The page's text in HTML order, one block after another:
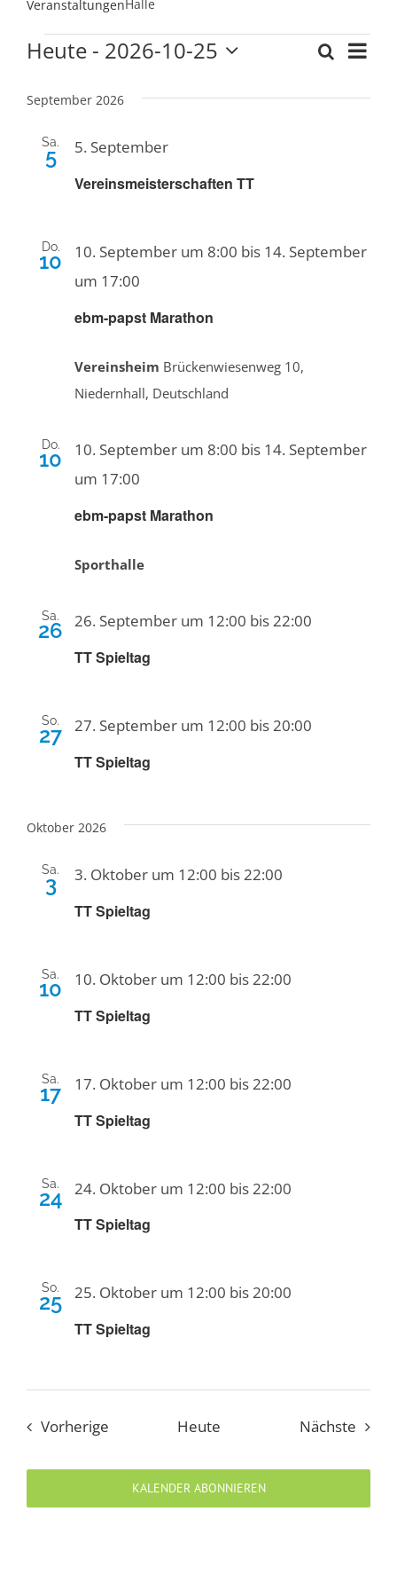
VeranstaltungenHalle
Veranstaltungen
Suche
Suche
Liste
Heute - 2026-10-25
wählen.
September 2026
Sa.
5
Vereinsmeisterschaften TT
5. September
Do.
10
ebm-papst Marathon
10. September um 8:00 bis 14. September
um 17:00
Vereinsheim Brückenwiesenweg 10,
Niedernhall, Deutschland
Do.
10
ebm-papst Marathon
10. September um 8:00 bis 14. September
um 17:00
Sporthalle
Sa.
26
TT Spieltag
26. September um 12:00 bis22:00
So.
27
TT Spieltag
27. September um 12:00 bis20:00
Oktober 2026
Sa.
3
TT Spieltag
3. Oktober um 12:00 bis22:00
Sa.
10
TT Spieltag
10. Oktober um 12:00 bis22:00
Sa.
17
TT Spieltag
17. Oktober um 12:00 bis 22:00
Sa.
24
TT Spieltag
24. Oktober um 12:00 bis 22:00
So.
25
TT Spieltag
25. Oktober um 12:00 bis20:00
VorherigeVeranstaltungen
Heute Nächste
KALENDER ABONNIEREN